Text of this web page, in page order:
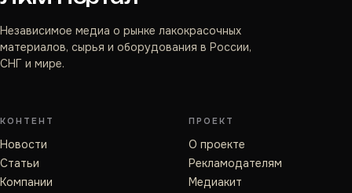
Независимое медиа о рынке лакокрасочных
материалов, сырья и оборудования в России,
СНГ и мире.
КОНТЕНТ
Новости
Статьи
Компании
ПРОЕКТ
О проекте
Рекламодателям
Медиакит